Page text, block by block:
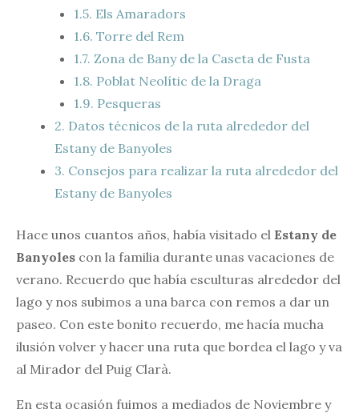
1.5. Els Amaradors
1.6. Torre del Rem
1.7. Zona de Bany de la Caseta de Fusta
1.8. Poblat Neolític de la Draga
1.9. Pesqueras
2. Datos técnicos de la ruta alrededor del
Estany de Banyoles
3. Consejos para realizar la ruta alrededor del
Estany de Banyoles
Hace unos cuantos años, había visitado el Estany de
Banyoles con la familia durante unas vacaciones de
verano. Recuerdo que había esculturas alrededor del
lago y nos subimos a una barca con remos a dar un
paseo. Con este bonito recuerdo, me hacía mucha
ilusión volver y hacer una ruta que bordea el lago y va
al Mirador del Puig Clarà.
En esta ocasión fuimos a mediados de Noviembre y